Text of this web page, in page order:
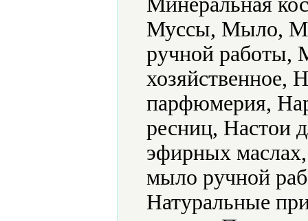
Муссы, Мыло,
ручной работы,
хозяйственное,
парфюмерия,
ресниц, Настои
эфирных
мыло ручной
Натуральные